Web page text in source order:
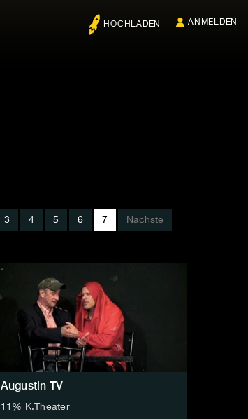
HOCHLADEN ANMELDEN
3 4 5 6 7 Nächste
Augustin TV
11% K.Theater